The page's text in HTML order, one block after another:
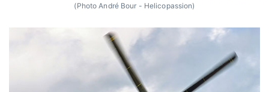
(Photo André Bour - Helicopassion)